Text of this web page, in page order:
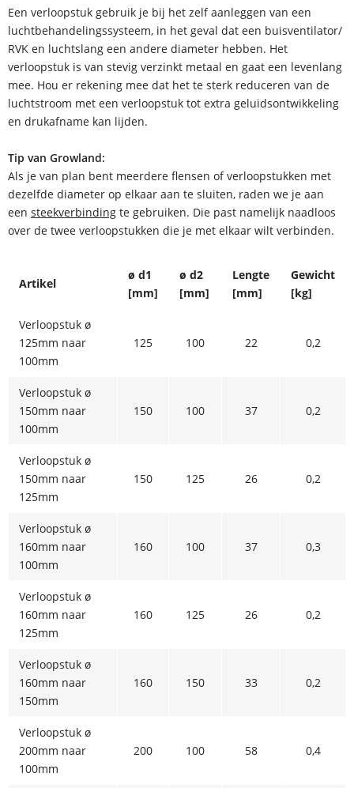
Een verloopstuk gebruik je bij het zelf aanleggen van een
luchtbehandelingssysteem, in het geval dat een buisventilator/
RVK en luchtslang een andere diameter hebben. Het
verloopstuk is van stevig verzinkt metaal en gaat een levenlang
mee. Hou er rekening mee dat het te sterk reduceren van de
luchtstroom met een verloopstuk tot extra geluidsontwikkeling
en drukafname kan lijden.
Tip van Growland:
Als je van plan bent meerdere flensen of verloopstukken met
dezelfde diameter op elkaar aan te sluiten, raden we je aan
een steekverbinding te gebruiken. Die past namelijk naadloos
over de twee verloopstukken die je met elkaar wilt verbinden.
Artikel
ø d1
[mm]
ø d2
[mm]
Lengte
[mm]
Gewicht
[kg]
Verloopstuk ø
125mm naar
100mm
125 100 22 0,2
Verloopstuk ø
150mm naar
100mm
150 100 37 0,2
Verloopstuk ø
150mm naar
125mm
150 125 26 0,2
Verloopstuk ø
160mm naar
100mm
160 100 37 0,3
Verloopstuk ø
160mm naar
125mm
160 125 26 0,2
Verloopstuk ø
160mm naar
150mm
160 150 33 0,2
Verloopstuk ø
200mm naar
100mm
200 100 58 0,4